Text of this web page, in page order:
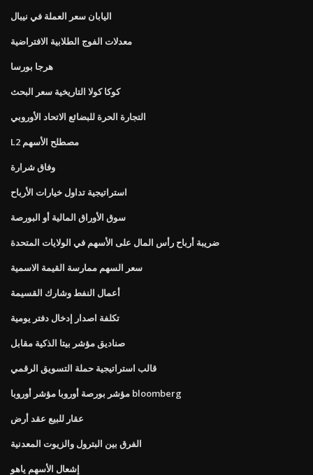
اليابان سعر العملة في نيبال
معدلات الفوج الطلابية الافتراضية
هرجا بورسا
كوكا كولا التاريخية سعر البحث
التجارة الحرة للبضائع الاتحاد الأوروبي
L2 مصطلح الأسهم
وفاق شرارة
استراتيجية تداول خيارات الأرباح
سوق الأوراق المالية أو البورصة
ضريبة أرباح رأس المال على الأسهم في الولايات المتحدة
سعر السهم ممارسة القيمة الاسمية
أعمال النفط وشارك القسيمة
تكلفة اصدار إدخال دفتر يومية
صناديق مؤشر بيتا الذكية مقابل
قالب استراتيجية حملة التسويق الرقمي
مؤشر بورصة أوروبا مؤشر أوروبا bloomberg
عقار للبيع عقد أرض
الفرق بين البترول والزيوت المعدنية
إشعال الأسهم ياهو